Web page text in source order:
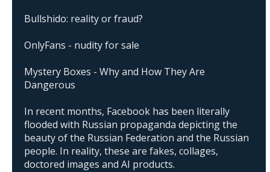
Bullshido: reality or fraud?
OnlyFans - nudity for sale
Mystery Boxes - Why and How They Are
Dangerous
In recent months, Facebook has been literally
flooded with Russian propaganda depicting the
beauty of the Russian Federation and the Russian
people. In reality, these are fakes, collages,
doctored images and AI products.